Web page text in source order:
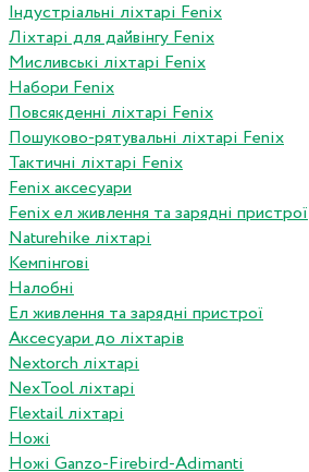
Індустріальні ліхтарі Fenix
Ліхтарі для дайвінгу Fenix
Мисливські ліхтарі Fenix
Набори Fenix
Повсякденні ліхтарі Fenix
Пошуково-рятувальні ліхтарі Fenix
Тактичні ліхтарі Fenix
Fenix аксесуари
Fenix ел живлення та зарядні пристрої
Naturehike ліхтарі
Кемпінгові
Налобні
Ел живлення та зарядні пристрої
Аксесуари до ліхтарів
Nextorch ліхтарі
NexTool ліхтарі
Flextail ліхтарі
Ножі
Ножі Ganzo-Firebird-Adimanti